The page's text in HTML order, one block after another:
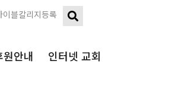
이블칼리지등록
원안내 인터넷 교회